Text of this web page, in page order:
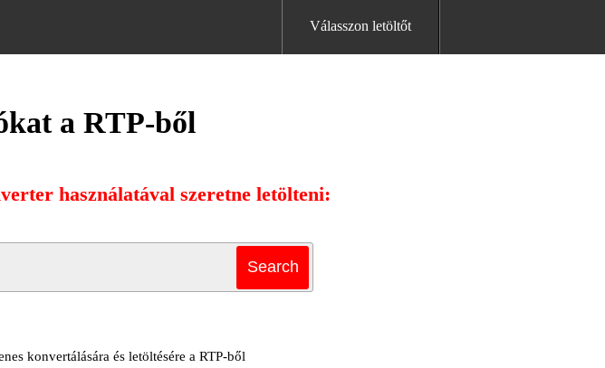
Válasszon letöltőt
a RTP-ből
használatával szeretne letölteni:
konvertálására és letöltésére a RTP-ből